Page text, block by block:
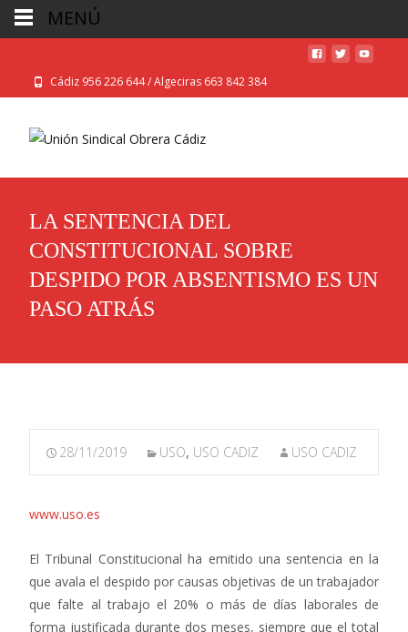
Cádiz 956 226 644 / Algeciras 663 842 384
LA SENTENCIA DEL
CONSTITUCIONAL SOBRE
DESPIDO POR ABSENTISMO ES UN
PASO ATRÁS
28/11/2019 USO, USO CADIZ USO CADIZ
www.uso.es
El Tribunal Constitucional ha emitido una sentencia en la
que avala el despido por causas objetivas de un trabajador
que falte al trabajo el 20% o más de días laborales de
forma justificada durante dos meses, siempre que el total
MENÚ